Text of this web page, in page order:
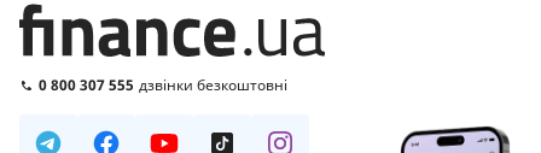
0 800 307 555 дзвінки безкоштовні